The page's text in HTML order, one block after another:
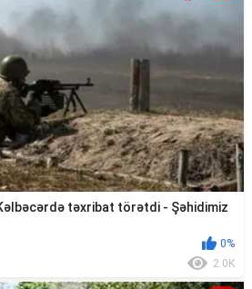
təxribat törətdi - Şəhidimiz
0%
2.0K